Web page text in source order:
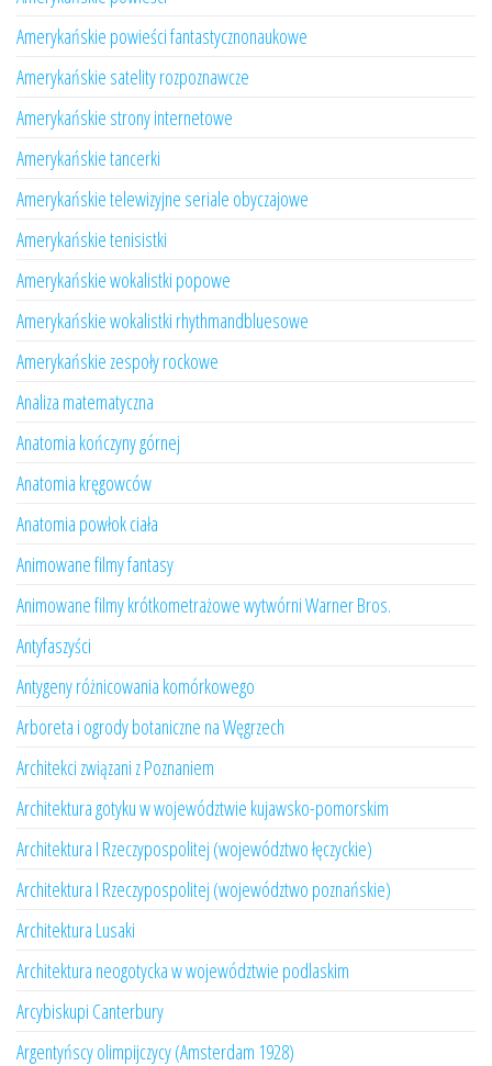
Amerykańskie powieści fantastycznonaukowe
Amerykańskie satelity rozpoznawcze
Amerykańskie strony internetowe
Amerykańskie tancerki
Amerykańskie telewizyjne seriale obyczajowe
Amerykańskie tenisistki
Amerykańskie wokalistki popowe
Amerykańskie wokalistki rhythmandbluesowe
Amerykańskie zespoły rockowe
Analiza matematyczna
Anatomia kończyny górnej
Anatomia kręgowców
Anatomia powłok ciała
Animowane filmy fantasy
Animowane filmy krótkometrażowe wytwórni Warner Bros.
Antyfaszyści
Antygeny różnicowania komórkowego
Arboreta i ogrody botaniczne na Węgrzech
Architekci związani z Poznaniem
Architektura gotyku w województwie kujawsko-pomorskim
Architektura I Rzeczypospolitej (województwo łęczyckie)
Architektura I Rzeczypospolitej (województwo poznańskie)
Architektura Lusaki
Architektura neogotycka w województwie podlaskim
Arcybiskupi Canterbury
Argentyńscy olimpijczycy (Amsterdam 1928)